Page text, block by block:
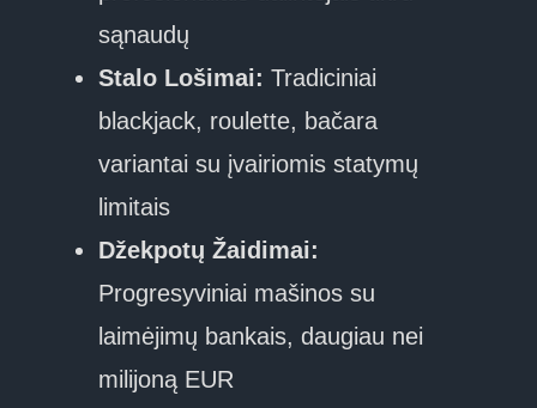
sąnaudų
Stalo Lošimai: Tradiciniai
blackjack, roulette, bačara
variantai su įvairiomis statymų
limitais
Džekpotų Žaidimai:
Progresyviniai mašinos su
laimėjimų bankais, daugiau nei
milijoną EUR